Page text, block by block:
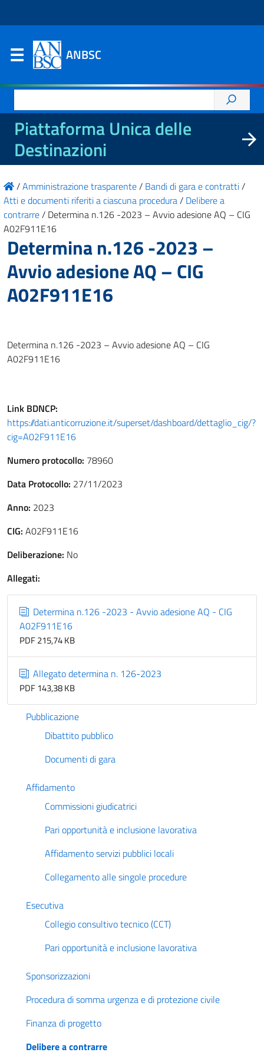
ANBSC
per:
Piattaforma Unica delle
Destinazioni
/Amministrazione trasparente/ Bandi di gara e contratti/
Atti e documenti riferiti a ciascuna procedura/ Delibere a
contrarre/ Determina n.126 -2023 – Avvio adesione AQ – CIG
A02F911E16
Determina n.126 -2023 –
Avvio adesione AQ – CIG
A02F911E16
Determina n.126 -2023 – Avvio adesione AQ – CIG
A02F911E16
Link BDNCP:
https://dati.anticorruzione.it/superset/dashboard/dettaglio_cig/?
cig=A02F911E16
Numero protocollo: 78960
Data Protocollo: 27/11/2023
Anno: 2023
CIG: A02F911E16
Deliberazione: No
Allegati:
Determina n.126 -2023 - Avvio adesione AQ - CIG
A02F911E16
PDF 215,74 KB
Allegato determina n. 126-2023
PDF 143,38 KB
Pubblicazione
Dibattito pubblico
Documenti di gara
Affidamento
Commissioni giudicatrici
Pari opportunità e inclusione lavorativa
Affidamento servizi pubblici locali
Collegamento alle singole procedure
Esecutiva
Collegio consultivo tecnico (CCT)
Pari opportunità e inclusione lavorativa
Sponsorizzazioni
Procedura di somma urgenza e di protezione civile
Finanza di progetto
Delibere a contrarre